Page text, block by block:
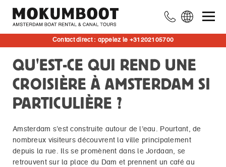
Contact direct : appelez le +31202105700
QU'EST-CE QUI REND UNE
CROISIÈRE À AMSTERDAM SI
PARTICULIÈRE ?
Amsterdam s’est construite autour de l’eau. Pourtant, de
nombreux visiteurs découvrent la ville principalement
depuis la rue. Ils se promènent dans le Jordaan, se
retrouvent sur la place du Dam et prennent un café au